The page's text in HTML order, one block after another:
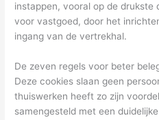
instappen, vooral op de drukste
voor vastgoed, door het
ingang van de vertrekhal.
De zeven regels voor beter
Deze cookies slaan geen
thuiswerken heeft zo zijn
samengesteld met een